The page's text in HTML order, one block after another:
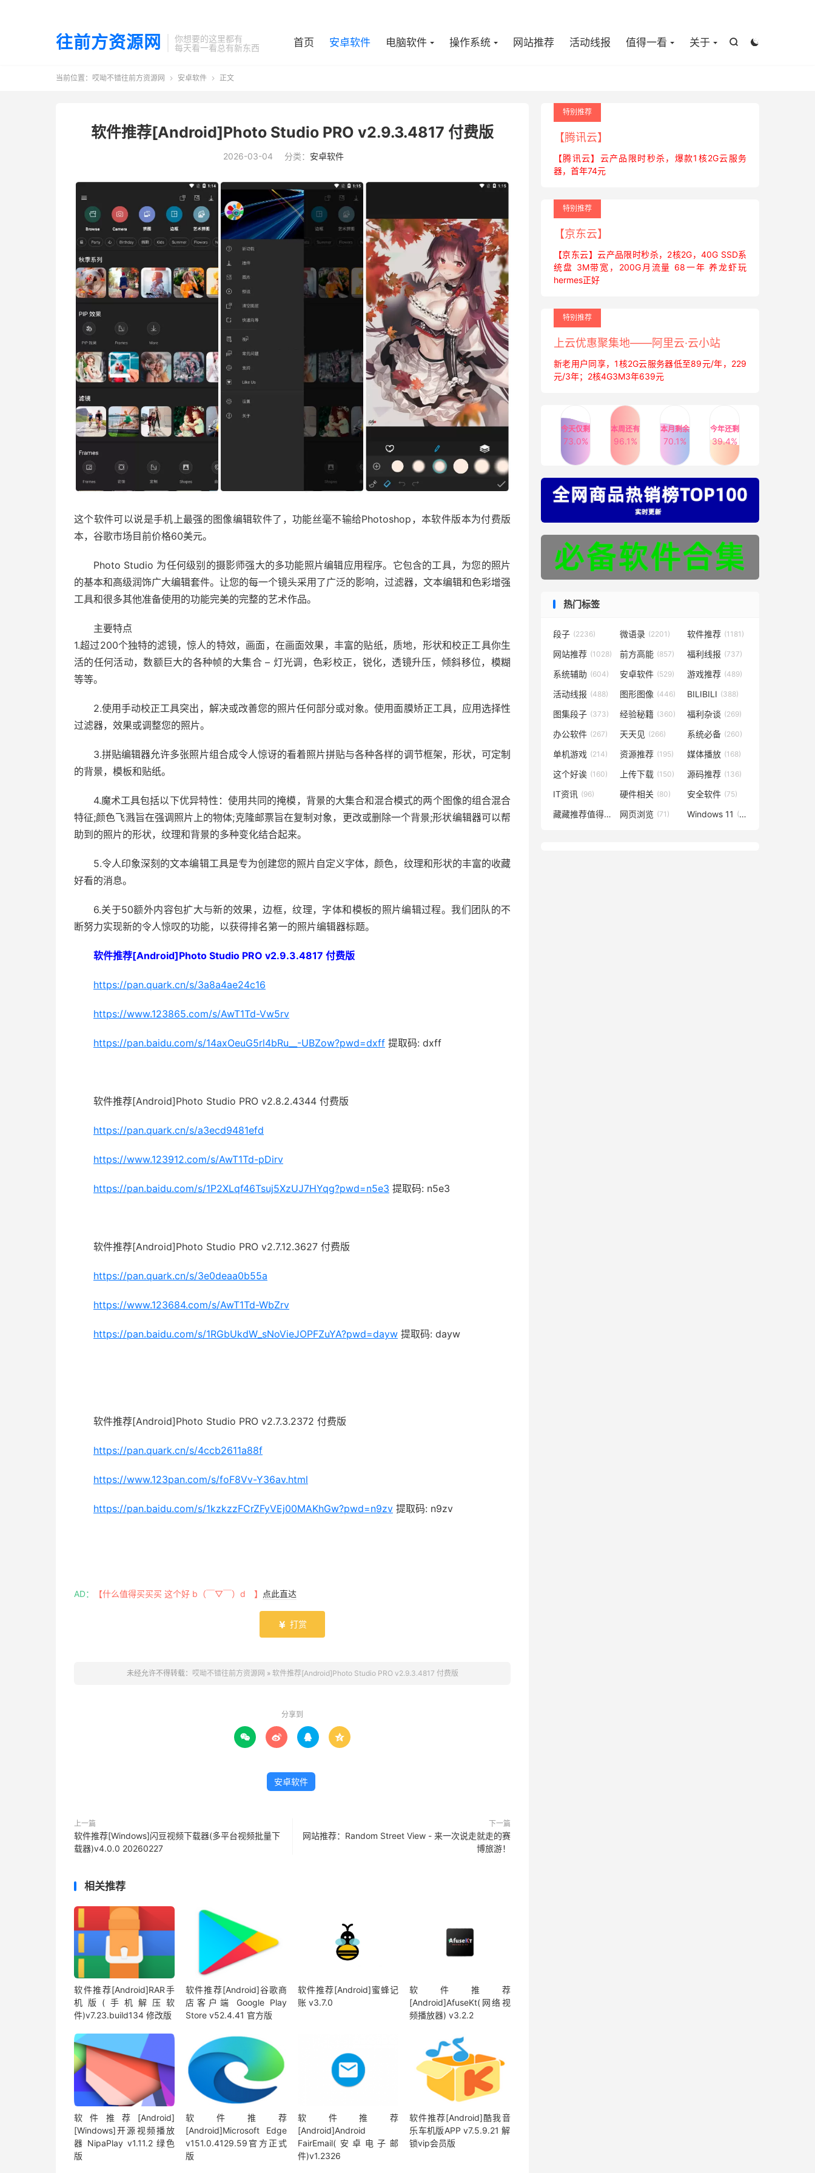
往前方资源网
你想要的这里都有
每天看一看总有新东西


首页 安卓软件 电脑软件 操作系统 网站推荐 活动线报 值得一看 关于
当前位置： 哎呦不错往前方资源网  安卓软件  正文
软件推荐[Android]Photo Studio PRO v2.9.3.4817 付费版
2026-03-04 分类： 安卓软件
这个软件可以说是手机上最强的图像编辑软件了，功能丝毫不输给Photoshop，本软件版本为付费版
本，谷歌市场目前价格60美元。
Photo Studio 为任何级别的摄影师强大的多功能照片编辑应用程序。它包含的工具，为您的照片
的基本和高级润饰广大编辑套件。让您的每一个镜头采用了广泛的影响，过滤器，文本编辑和色彩增强
工具和很多其他准备使用的功能完美的完整的艺术作品。
主要特点
1.超过200个独特的滤镜，惊人的特效，画面，在画面效果，丰富的贴纸，质地，形状和校正工具你生
活的任何活动，数额巨大的各种帧的大集合 – 灯光调，色彩校正，锐化，透镜升压，倾斜移位，模糊
等等。
2.使用手动校正工具突出，解决或改善您的照片任何部分或对象。使用面膜矫正工具，应用选择性
过滤器，效果或调整您的照片。
3.拼贴编辑器允许多张照片组合成令人惊讶的看着照片拼贴与各种各样的调节框架，形状，可定制
的背景，模板和贴纸。
4.魔术工具包括以下优异特性：使用共同的掩模，背景的大集合和混合模式的两个图像的组合混合
特征;颜色飞溅旨在强调照片上的物体;克隆邮票旨在复制对象，更改或删除一个背景;形状编辑器可以帮
助到的照片的形状，纹理和背景的多种变化结合起来。
5.令人印象深刻的文本编辑工具是专为创建您的照片自定义字体，颜色，纹理和形状的丰富的收藏
好看的消息。
6.关于50额外内容包扩大与新的效果，边框，纹理，字体和模板的照片编辑过程。我们团队的不
断努力实现新的令人惊叹的功能，以获得排名第一的照片编辑器标题。
软件推荐[Android]Photo Studio PRO v2.9.3.4817 付费版
https://pan.quark.cn/s/3a8a4ae24c16
https://www.123865.com/s/AwT1Td-Vw5rv
https://pan.baidu.com/s/14axOeuG5rl4bRu__-UBZow?pwd=dxff 提取码: dxff
软件推荐[Android]Photo Studio PRO v2.8.2.4344 付费版
https://pan.quark.cn/s/a3ecd9481efd
https://www.123912.com/s/AwT1Td-pDirv
https://pan.baidu.com/s/1P2XLqf46Tsuj5XzUJ7HYqg?pwd=n5e3 提取码: n5e3
软件推荐[Android]Photo Studio PRO v2.7.12.3627 付费版
https://pan.quark.cn/s/3e0deaa0b55a
https://www.123684.com/s/AwT1Td-WbZrv
https://pan.baidu.com/s/1RGbUkdW_sNoVieJOPFZuYA?pwd=dayw 提取码: dayw
软件推荐[Android]Photo Studio PRO v2.7.3.2372 付费版
https://pan.quark.cn/s/4ccb2611a88f
https://www.123pan.com/s/foF8Vv-Y36av.html
https://pan.baidu.com/s/1kzkzzFCrZFyVEj00MAKhGw?pwd=n9zv 提取码: n9zv
AD： 【什么值得买买买 这个好 b（￣▽￣）d 】 点此直达
 打赏
未经允许不得转载： 哎呦不错往前方资源网 » 软件推荐[Android]Photo Studio PRO v2.9.3.4817 付费版
分享到
   
安卓软件
上一篇
软件推荐[Windows]闪豆视频下载器(多平台视频批量下
载器)v4.0.0 20260227
下一篇
网站推荐：Random Street View - 来一次说走就走的赛
博旅游！
相关推荐
软件推荐[Android]RAR手
机版(手机解压软
件)v7.23.build134 修改版
软件推荐[Android]谷歌商
店客户端 Google Play
Store v52.4.41 官方版
软件推荐[Android]蜜蜂记
账 v3.7.0
软件推荐
[Android]AfuseKt(网络视
频播放器) v3.2.2
软件推荐[Android]
[Windows]开源视频播放
器 NipaPlay v1.11.2 绿色
版
软件推荐
[Android]Microsoft Edge
v151.0.4129.59官方正式
版
软件推荐
[Android]Android
FairEmail(安卓电子邮
件)v1.2326
软件推荐[Android]酷我音
乐车机版APP v7.5.9.21 解
锁vip会员版
特别推荐
【腾讯云】
【腾讯云】云产品限时秒杀，爆款1核2G云服务
器，首年74元
特别推荐
【京东云】
【京东云】云产品限时秒杀，2核2G，40G SSD系
统盘 3M带宽，200G月流量 68一年 养龙虾玩
hermes正好
特别推荐
上云优惠聚集地——阿里云·云小站
新老用户同享，1核2G云服务器低至89元/年，229
元/3年；2核4G3M3年639元
今天仅剩
73.0%
本周还有
96.1%
本月剩余
70.1%
今年还剩
39.4%
热门标签
段子 (2236) 微语录 (2201) 软件推荐 (1181)
网站推荐 (1028) 前方高能 (857) 福利线报 (737)
系统辅助 (604) 安卓软件 (529) 游戏推荐 (489)
活动线报 (488) 图形图像 (446) BILIBILI (388)
图集段子 (373) 经验秘籍 (360) 福利杂谈 (269)
办公软件 (267) 天天见 (266) 系统必备 (260)
单机游戏 (214) 资源推荐 (195) 媒体播放 (168)
这个好诶 (160) 上传下载 (150) 源码推荐 (136)
IT资讯 (96) 硬件相关 (80) 安全软件 (75)
藏藏推荐值得一看 (73)
网页浏览 (71) Windows 11 (50)